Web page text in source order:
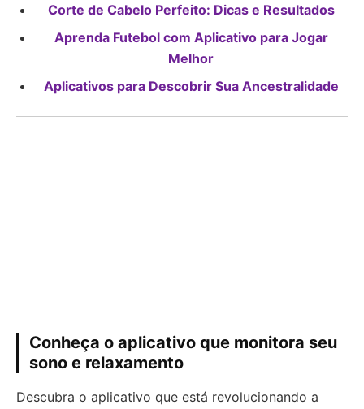
Corte de Cabelo Perfeito: Dicas e Resultados
Aprenda Futebol com Aplicativo para Jogar
Melhor
Aplicativos para Descobrir Sua Ancestralidade
Conheça o aplicativo que monitora seu
sono e relaxamento
Descubra o aplicativo que está revolucionando a